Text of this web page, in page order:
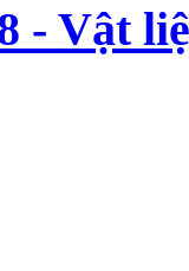
- Vật